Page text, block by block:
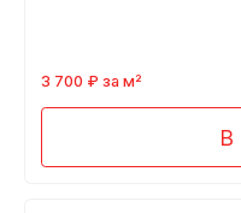
3 700 ₽ за м²
В